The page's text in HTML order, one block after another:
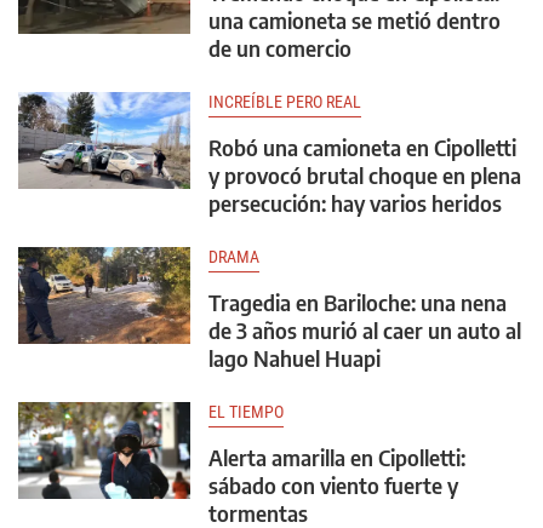
una camioneta se metió dentro
de un comercio
INCREÍBLE PERO REAL
Robó una camioneta en Cipolletti
y provocó brutal choque en plena
persecución: hay varios heridos
DRAMA
Tragedia en Bariloche: una nena
de 3 años murió al caer un auto al
lago Nahuel Huapi
EL TIEMPO
Alerta amarilla en Cipolletti:
sábado con viento fuerte y
tormentas